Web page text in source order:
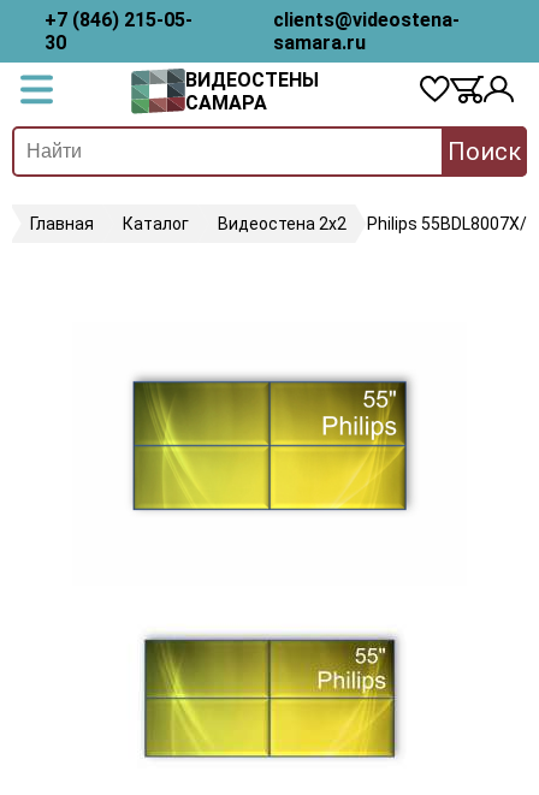
+7 (846) 215-05-
30
clients@videostena-
samara.ru
ВИДЕОСТЕНЫ
САМАРА
Поиск
Главная Каталог Видеостена 2x2 Philips 55BDL8007X/